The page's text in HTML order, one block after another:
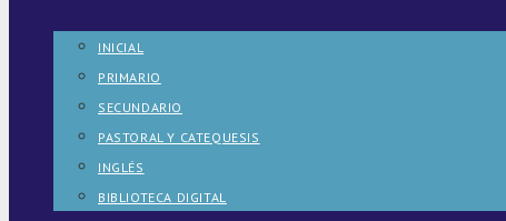
INICIAL
PRIMARIO
SECUNDARIO
PASTORAL Y CATEQUESIS
INGLÉS
BIBLIOTECA DIGITAL